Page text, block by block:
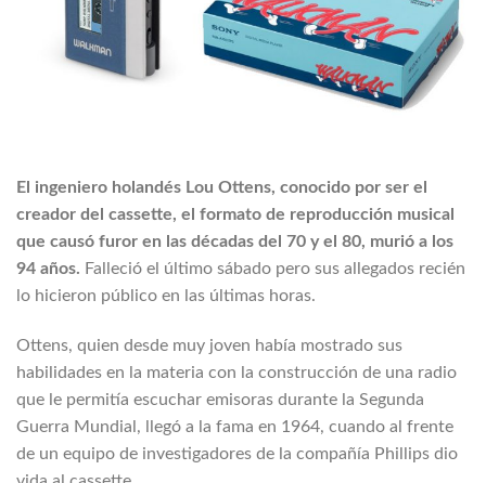
El ingeniero holandés Lou Ottens, conocido por ser el
creador del cassette, el formato de reproducción musical
que causó furor en las décadas del 70 y el 80, murió a los
94 años. Falleció el último sábado pero sus allegados recién
lo hicieron público en las últimas horas.
Ottens, quien desde muy joven había mostrado sus
habilidades en la materia con la construcción de una radio
que le permitía escuchar emisoras durante la Segunda
Guerra Mundial, llegó a la fama en 1964, cuando al frente
de un equipo de investigadores de la compañía Phillips dio